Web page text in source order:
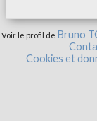
Voir le profil de Bruno
Cookies et